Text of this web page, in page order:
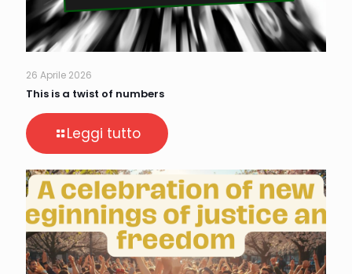
26 Aprile 2026
This is a twist of numbers
Leggi tutto